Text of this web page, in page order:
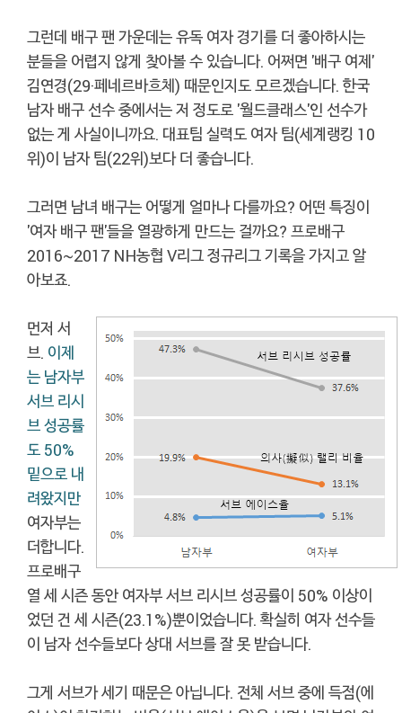
그런데 배구 팬 가운데는 유독 여자 경기를 더 좋아하시는
분들을 어렵지 않게 찾아볼 수 있습니다. 어쩌면 '배구 여제'
김연경(29·페네르바흐체) 때문인지도 모르겠습니다. 한국
남자 배구 선수 중에서는 저 정도로 '월드클래스'인 선수가
없는 게 사실이니까요. 대표팀 실력도 여자 팀(세계랭킹 10
위)이 남자 팀(22위)보다 더 좋습니다.
그러면 남녀 배구는 어떻게 얼마나 다를까요? 어떤 특징이
'여자 배구 팬'들을 열광하게 만드는 걸까요? 프로배구
2016~2017 NH농협 V리그 정규리그 기록을 가지고 알
아보죠.
먼저 서
브. 이제
는 남자부
서브 리시
브 성공률
도 50%
밑으로 내
려왔지만
여자부는
더합니다.
프로배구
열 세 시즌 동안 여자부 서브 리시브 성공률이 50% 이상이
었던 건 세 시즌(23.1%)뿐이었습니다. 확실히 여자 선수들
이 남자 선수들보다 상대 서브를 잘 못 받습니다.
그게 서브가 세기 때문은 아닙니다. 전체 서브 중에 득점(에